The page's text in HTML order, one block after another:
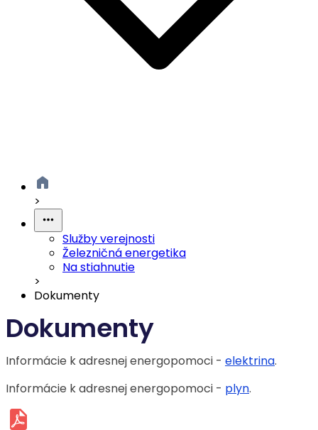
>
Služby verejnosti
Železničná energetika
Na stiahnutie
>
Dokumenty
Dokumenty
Informácie k adresnej energopomoci - elektrina.
Informácie k adresnej energopomoci - plyn.